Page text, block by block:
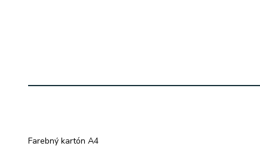
Farebný kartón A4